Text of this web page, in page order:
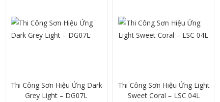
Thi Công Sơn Hiệu Ứng Dark
Grey Light – DG07L
Thi Công Sơn Hiệu Ứng Light
Sweet Coral – LSC 04L